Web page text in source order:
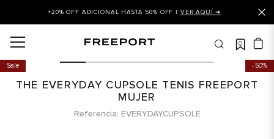
+20% OFF ADICIONAL HASTA 50% OFF | VER AQUÍ ➜
0
50%
Sale
THE EVERYDAY CUPSOLE TENIS FREEPORT
MUJER
Referencia EVERYDAYCUPSOLE
balance